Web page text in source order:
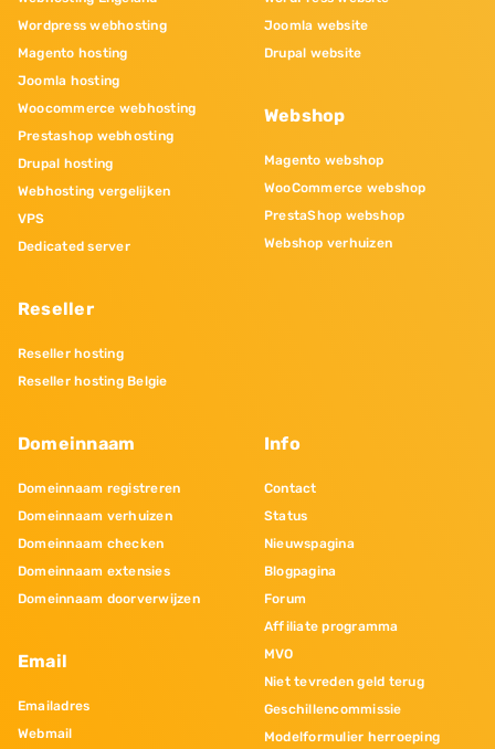
Wordpress webhosting
Magento hosting
Joomla hosting
Woocommerce webhosting
Prestashop webhosting
Drupal hosting
Webhosting vergelijken
VPS
Dedicated server
Reseller
Reseller hosting
Reseller hosting Belgie
Joomla website
Drupal website
Webshop
Magento webshop
WooCommerce webshop
PrestaShop webshop
Webshop verhuizen
Domeinnaam
Domeinnaam registreren
Domeinnaam verhuizen
Domeinnaam checken
Domeinnaam extensies
Domeinnaam doorverwijzen
Email
Emailadres
Webmail
Info
Contact
Status
Nieuwspagina
Blogpagina
Forum
Affiliate programma
MVO
Niet tevreden geld terug
Geschillencommissie
Modelformulier herroeping